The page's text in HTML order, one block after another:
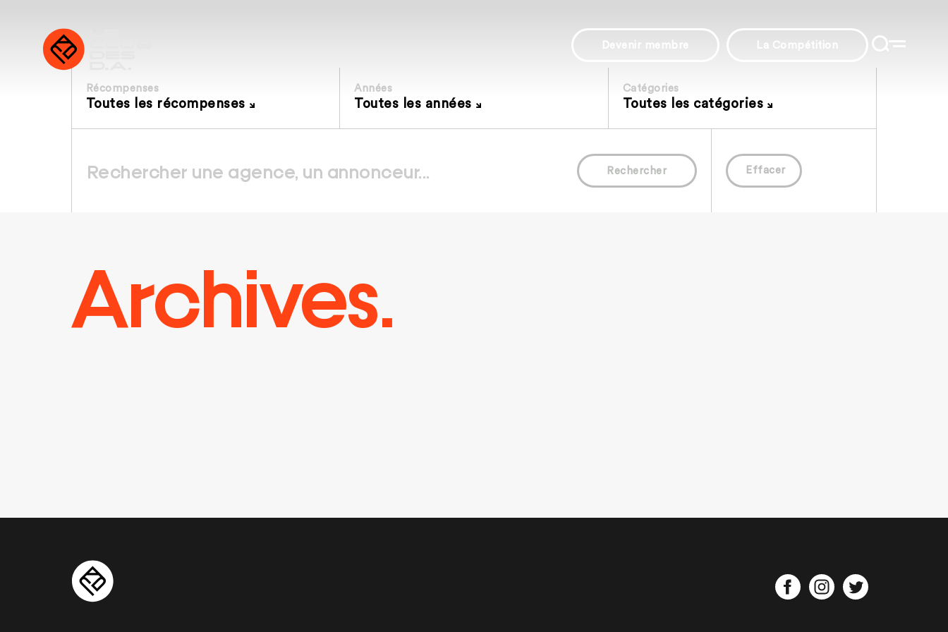
Devenir membre La Compétition
Récompenses
Toutes les récompenses
Années
Toutes les années
Catégories
Toutes les catégories
Rechercher Effacer
Archives.